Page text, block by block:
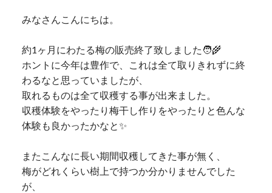
みなさんこんにちは。
約1ヶ月にわたる梅の販売終了致しました🧑‍🌾
ホントに今年は豊作で、これは全て取りきれずに終
わるなと思っていましたが、
取れるものは全て収穫する事が出来ました。
収穫体験をやったり梅干し作りをやったりと色んな
体験も良かったかなと✨
またこんなに長い期間収穫してきた事が無く、
梅がどれくらい樹上で持つか分かりませんでした
が、